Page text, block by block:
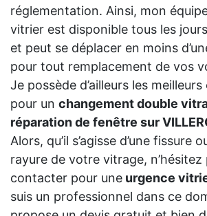
réglementation. Ainsi, mon
vitrier est disponible tous les
et peut se déplacer en moins
pour tout remplacement de vos
Je possède d’ailleurs les
pour un changement double
réparation de fenêtre sur
Alors, qu’il s’agisse d’une fissure
rayure de votre vitrage, n’hésitez
contacter pour une urgence
suis un professionnel dans ce